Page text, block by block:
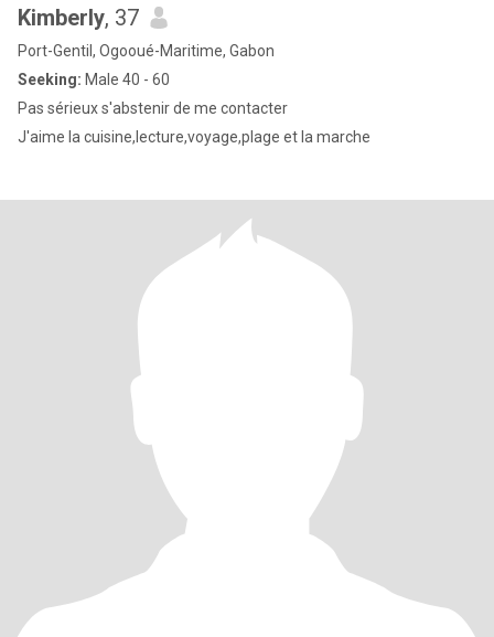
Kimberly, 37
Port-Gentil, Ogooué-Maritime, Gabon
Seeking: Male 40 - 60
Pas sérieux s'abstenir de me contacter
J'aime la cuisine,lecture,voyage,plage et la marche